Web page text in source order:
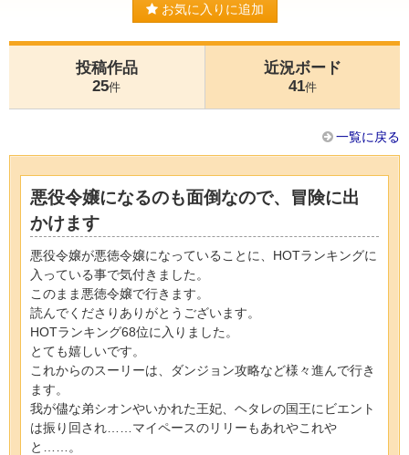
お気に入りに追加
投稿作品
25件
近況ボード
41件
一覧に戻る
悪役令嬢になるのも面倒なので、冒険に出
かけます
悪役令嬢が悪徳令嬢になっていることに、HOTランキングに
入っている事で気付きました。
このまま悪徳令嬢で行きます。
読んでくださりありがとうございます。
HOTランキング68位に入りました。
とても嬉しいです。
これからのスーリーは、ダンジョン攻略など様々進んで行き
ます。
我が儘な弟シオンやいかれた王妃、ヘタレの国王にビエント
は振り回され……マイペースのリリーもあれやこれや
と……。